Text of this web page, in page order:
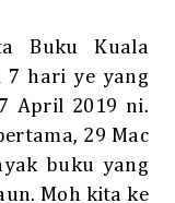
Buku Kuala
7 hari ye yang
April 2019 ni.
29 Mac
buku yang
Moh kita ke